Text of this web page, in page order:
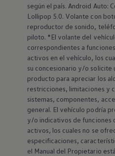
según el país. Android Auto:
Lollipop 5.0. Volante con
reproductor de sonido,
piloto. *El volante del
correspondientes a
activos en el vehículo, los
su concesionario y/o solicite
producto para apreciar los
restricciones, limitaciones y
sistemas, componentes,
general. El vehículo podría
y/o indicativos de funciones
activos, los cuales no se
especificaciones,
el Manual del Propietario